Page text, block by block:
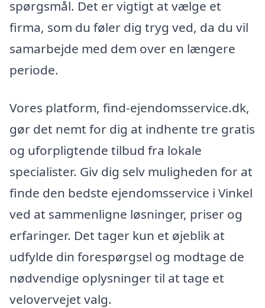
spørgsmål. Det er vigtigt at vælge et
firma, som du føler dig tryg ved, da du vil
samarbejde med dem over en længere
periode.
Vores platform, find-ejendomsservice.dk,
gør det nemt for dig at indhente tre gratis
og uforpligtende tilbud fra lokale
specialister. Giv dig selv muligheden for at
finde den bedste ejendomsservice i Vinkel
ved at sammenligne løsninger, priser og
erfaringer. Det tager kun et øjeblik at
udfylde din forespørgsel og modtage de
nødvendige oplysninger til at tage et
velovervejet valg.